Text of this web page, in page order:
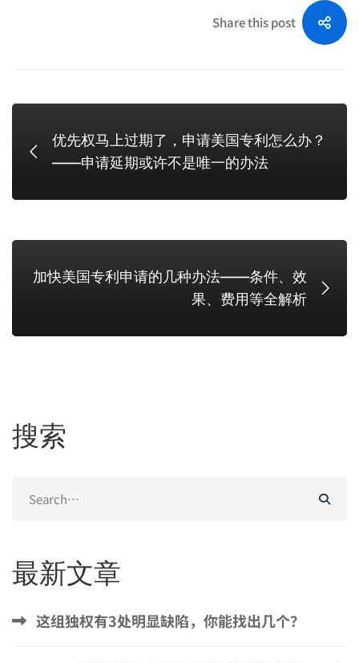
还
有
救
Share this post
优先权马上过期了，申请美国专利怎么办？
——申请延期或许不是唯一的办法
加快美国专利申请的几种办法——条件、效
果、费用等全解析
搜索
for:
最新文章
这组独权有3处明显缺陷，你能找出几个？